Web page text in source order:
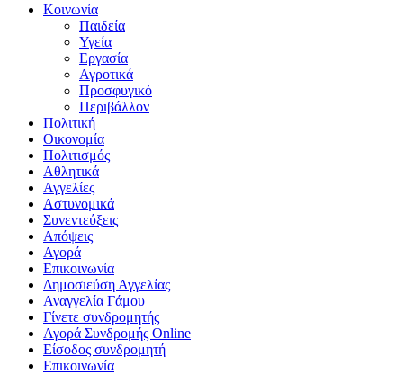
Κοινωνία
Παιδεία
Υγεία
Εργασία
Αγροτικά
Προσφυγικό
Περιβάλλον
Πολιτική
Οικονομία
Πολιτισμός
Αθλητικά
Αγγελίες
Αστυνομικά
Συνεντεύξεις
Απόψεις
Αγορά
Επικοινωνία
Δημοσιεύση Αγγελίας
Αναγγελία Γάμου
Γίνετε συνδρομητής
Αγορά Συνδρομής Online
Είσοδος συνδρομητή
Επικοινωνία